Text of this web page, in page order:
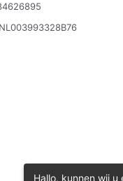
Hallo, kunnen wij